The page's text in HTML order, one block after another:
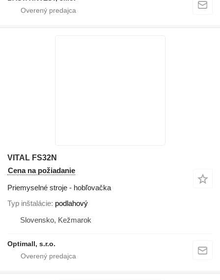
VITAL FS32N
Cena na požiadanie
Priemyselné stroje - hobľovačka
Typ inštalácie podlahový
Slovensko, Kežmarok
Optimall, s.r.o.